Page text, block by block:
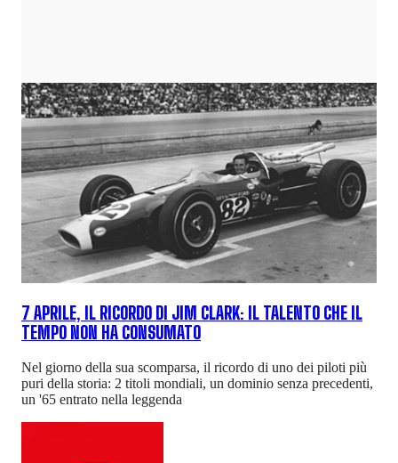
7 APRILE, IL RICORDO DI JIM CLARK: IL TALENTO CHE IL
TEMPO NON HA CONSUMATO
Nel giorno della sua scomparsa, il ricordo di uno dei piloti più
puri della storia: 2 titoli mondiali, un dominio senza precedenti,
un '65 entrato nella leggenda